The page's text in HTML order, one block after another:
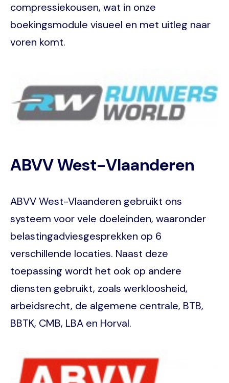
compressiekousen, wat in onze
boekingsmodule visueel en met uitleg naar
voren komt.
ABVV West-Vlaanderen
ABVV West-Vlaanderen gebruikt ons
systeem voor vele doeleinden, waaronder
belastingadviesgesprekken op 6
verschillende locaties. Naast deze
toepassing wordt het ook op andere
diensten gebruikt, zoals werkloosheid,
arbeidsrecht, de algemene centrale, BTB,
BBTK, CMB, LBA en Horval.
Image